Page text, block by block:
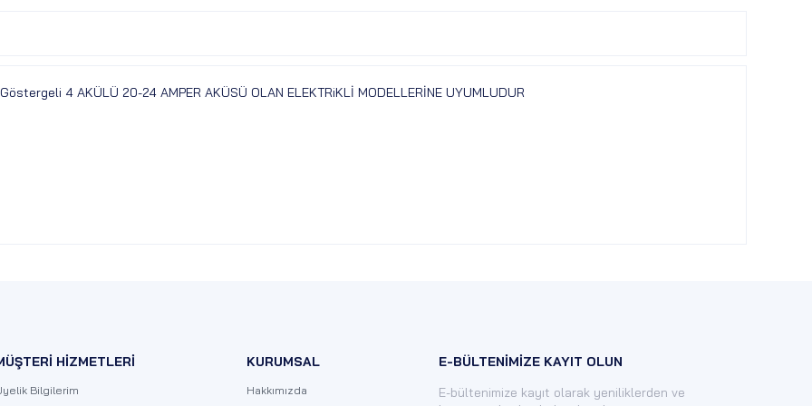
4 AKÜLÜ 20-24 AMPER AKÜSÜ OLAN ELEKTRiKLİ MODELLERİNE UYUMLUDUR
HİZMETLERİ
Bilgilerim
KURUMSAL
Hakkımızda
E-BÜLTENİMİZE KAYIT OLUN
E-bültenimize kayıt olarak yeniliklerden ve